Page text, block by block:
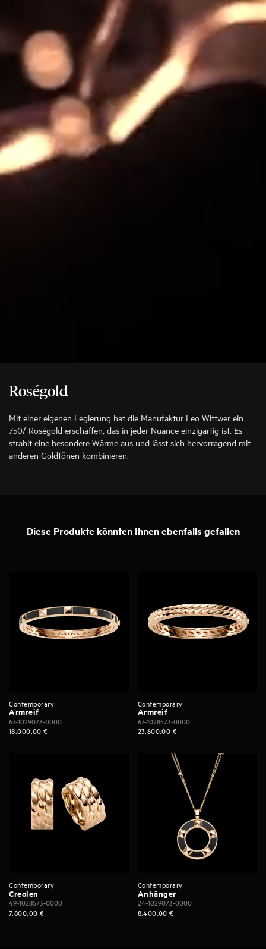
Roségold
Mit einer eigenen Legierung hat die Manufaktur Leo Wittwer ein
750/-Roségold erschaffen, das in jeder Nuance einzigartig ist. Es
strahlt eine besondere Wärme aus und lässt sich hervorragend mit
anderen Goldtönen kombinieren.
Diese Produkte könnten Ihnen ebenfalls gefallen
Contemporary
Armreif
67-1029073-0000
18.000,00€
Contemporary
Armreif
67-1028573-0000
23.600,00 €
Contemporary
Creolen
49-1028573-0000
7.800,00 €
Contemporary
Anhänger
24-1029073-0000
8.400,00€